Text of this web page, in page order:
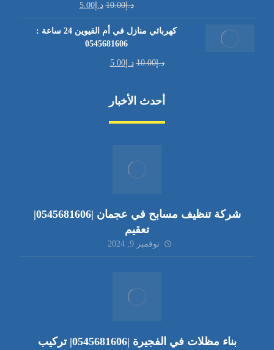
د.إ10.00 د.إ5.00
كهربائي منازل في أم القيوين 24 ساعة :
0545681606
د.إ10.00 د.إ5.00
أحدث الأخبار
شركة تنظيف مسابح في عجمان |0545681606|
تعقيم
نوفمبر 9, 2024
بناء مظلات في الفجيرة |0545681606| تركيب